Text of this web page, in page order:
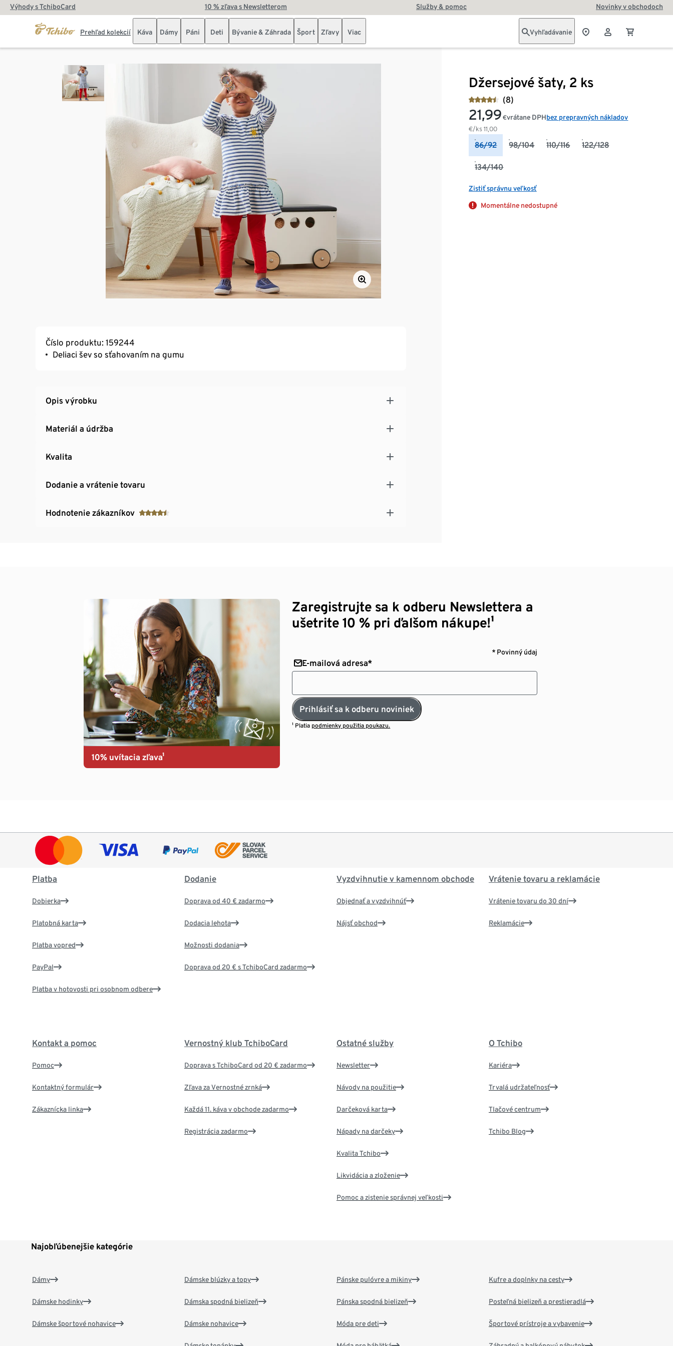
Výhody s TchiboCard 10 % zľava s Newsletterom Služby & pomoc Novinky v obchodoch
Prehľad kolekcií Káva Dámy Páni Deti Bývanie & Záhrada Šport Zľavy Viac Vyhľadávanie
Džersejové šaty, 2 ks
(8)
21,99 €
€/ks11,00
vrátane DPHbez prepravných nákladov
86/92 98/104 110/116 122/128
134/140
Zistiť správnu veľkosť
Momentálne nedostupné
Číslo produktu: 159244
Deliaci šev so sťahovaním na gumu
Opis výrobku
Materiál a údržba
Kvalita
Dodanie a vrátenie tovaru
Hodnotenie zákazníkov
10% uvítacia zľava¹
Zaregistrujte sa k odberu Newslettera a
ušetrite 10 % pri ďalšom nákupe!¹
* Povinný údaj
E-mailová adresa*
Prihlásiť sa k odberu noviniek
¹ Platia podmienky použitia poukazu.
Platba
Dobierka
Platobná karta
Platba vopred
PayPal
Platba v hotovosti pri osobnom odbere
Dodanie
Doprava od 40 € zadarmo
Dodacia lehota
Možnosti dodania
Doprava od 20 € s TchiboCard zadarmo
Vyzdvihnutie v kamennom obchode
Objednať a vyzdvihnúť
Nájsť obchod
Vrátenie tovaru a reklamácie
Vrátenie tovaru do 30 dní
Reklamácie
Kontakt a pomoc
Pomoc
Kontaktný formulár
Zákaznícka linka
Vernostný klub TchiboCard
Doprava s TchiboCard od 20 € zadarmo
Zľava za Vernostné zrnká
Každá 11. káva v obchode zadarmo
Registrácia zadarmo
Ostatné služby
Newsletter
Návody na použitie
Darčeková karta
Nápady na darčeky
Kvalita Tchibo
Likvidácia a zloženie
Pomoc a zistenie správnej veľkosti
O Tchibo
Kariéra
Trvalá udržateľnosť
Tlačové centrum
Tchibo Blog
Najobľúbenejšie kategórie
Dámy
Dámske hodinky
Dámske športové nohavice
Dámske blúzky a topy
Dámska spodná bielizeň
Dámske nohavice
Pánske pulóvre a mikiny
Pánska spodná bielizeň
Móda pre deti
Kufre a doplnky na cesty
Posteľná bielizeň a prestieradlá
Športové prístroje a vybavenie